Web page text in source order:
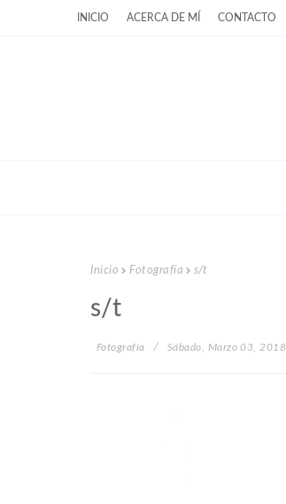
INICIO ACERCA DE MÍ CONTACTO
Inicio Fotografía s/t
s/t
Fotografía Sábado, Marzo 03, 2018